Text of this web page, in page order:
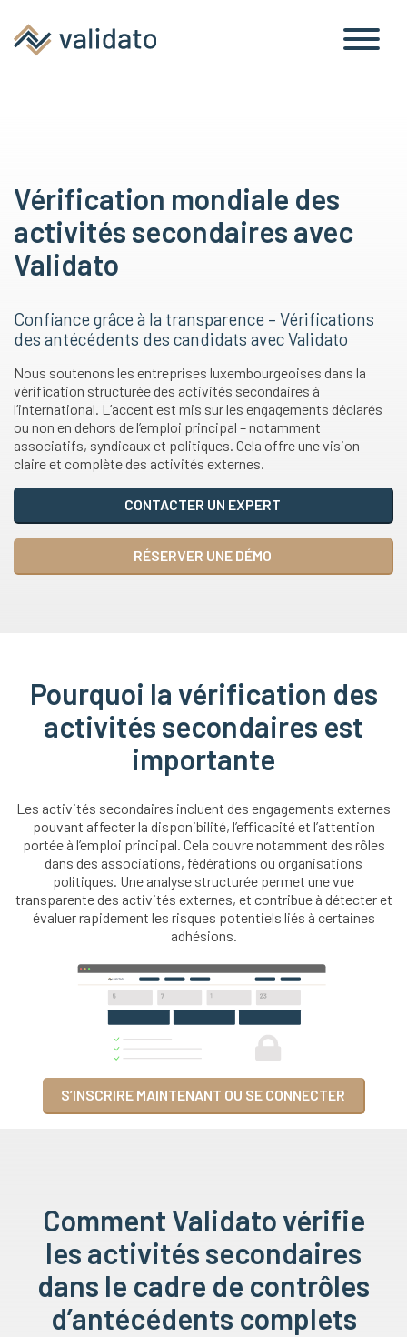
Vérification mondiale des
activités secondaires avec
Validato
Confiance grâce à la transparence – Vérifications
des antécédents des candidats avec Validato
Nous soutenons les entreprises luxembourgeoises dans la
vérification structurée des activités secondaires à
l’international. L’accent est mis sur les engagements déclarés
ou non en dehors de l’emploi principal – notamment
associatifs, syndicaux et politiques. Cela offre une vision
claire et complète des activités externes.
CONTACTER UN EXPERT
RÉSERVER UNE DÉMO
Pourquoi la vérification des
activités secondaires est
importante
Les activités secondaires incluent des engagements externes
pouvant affecter la disponibilité, l’efficacité et l’attention
portée à l’emploi principal. Cela couvre notamment des rôles
dans des associations, fédérations ou organisations
politiques. Une analyse structurée permet une vue
transparente des activités externes, et contribue à détecter et
évaluer rapidement les risques potentiels liés à certaines
adhésions.
S’INSCRIRE MAINTENANT OU SE CONNECTER
Comment Validato vérifie
les activités secondaires
dans le cadre de contrôles
d’antécédents complets